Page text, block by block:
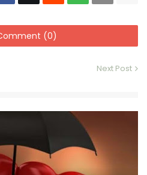
(0)
Next Post